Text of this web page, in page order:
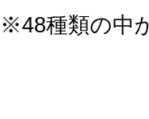
※48種類の中